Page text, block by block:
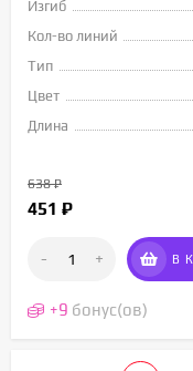
Изгиб
Кол-во линий
Тип
Цвет
Длина
638₽
451 ₽
- + В
+9 бонус(ов)